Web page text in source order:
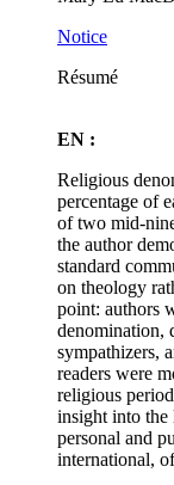
Notice
Résumé
EN :
Religious
percentage of
of two mid-
the author
standard
on theology
point: authors
denomination,
sympathizers,
readers were
religious
insight into the
personal and
international,